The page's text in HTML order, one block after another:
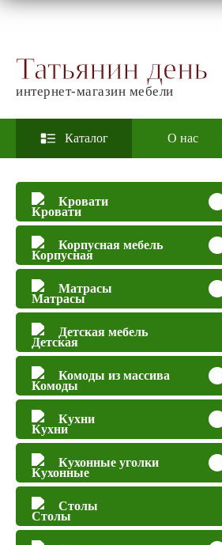
Татьянин день
интернет-магазин мебели
Каталог О нас
Кровати
Корпусная мебель
Матрасы
Детская мебель
Комоды из массива
Кухни
Кухонные уголки
Столы